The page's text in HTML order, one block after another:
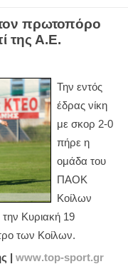
τον πρωτοπόρο
της Α.Ε.
Την εντός
έδρας νίκη
με σκορ 2-0
πήρε η
ομάδα του
ΠΑΟΚ
Κοίλων
Κυριακή 19
των Κοίλων.
| www.top-sport.gr